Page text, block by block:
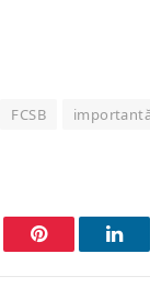
FCSB importantă
Pinterest